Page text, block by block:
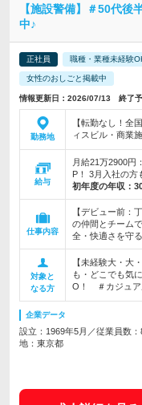
【施設警備】＃50代後
中♪
正社員 職種・業種未経験
女性のおしごと掲載中
情報更新日：2026/07/13 終了
勤務地
【転勤なし！全
ィスビル・商業
給与
月給21万2900円
P！ 3月入社の方
初年度の年収：
仕事内容
【デビュー前：
の仲間とチーム
全・快適さを守
対象と
なる方
【未経験大・大
も・どこでも気
O！ ＃カジュア
企業データ
設立：1969年5月／従業員数
地：東京都